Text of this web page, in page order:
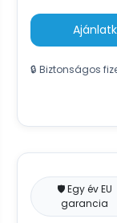
🔒 Biztonságos
🛡️ Egy év EU
garancia